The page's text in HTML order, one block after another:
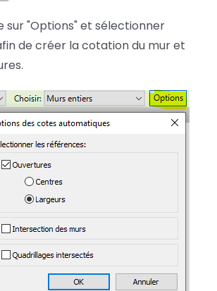
sur "Options" et sélectionner
de créer la cotation du mur et